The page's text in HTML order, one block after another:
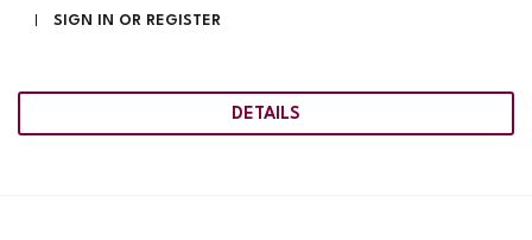
SIGN IN OR REGISTER
DETAILS